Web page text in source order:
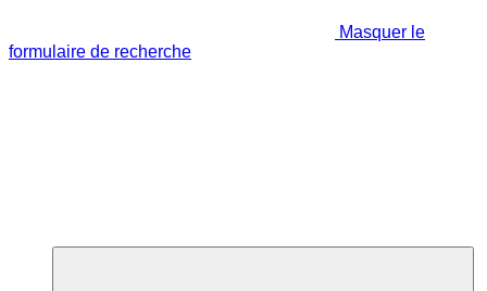
Masquer le
formulaire de recherche